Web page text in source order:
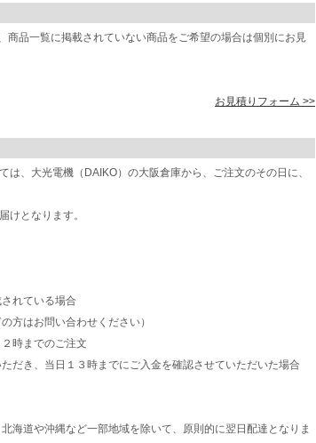
品一覧に掲載されていない商品をご希望の場合は個別にお見
お見積りフォーム >>
、大光電機（DAIKO）の大阪倉庫から、ご注文のその日に、
けとなります。
れている場合
方はお問い合わせください）
時までのご注文
き、当日１３時までにご入金を確認させていただいた場合
海道や沖縄など一部地域を除いて、原則的に翌日配達となりま